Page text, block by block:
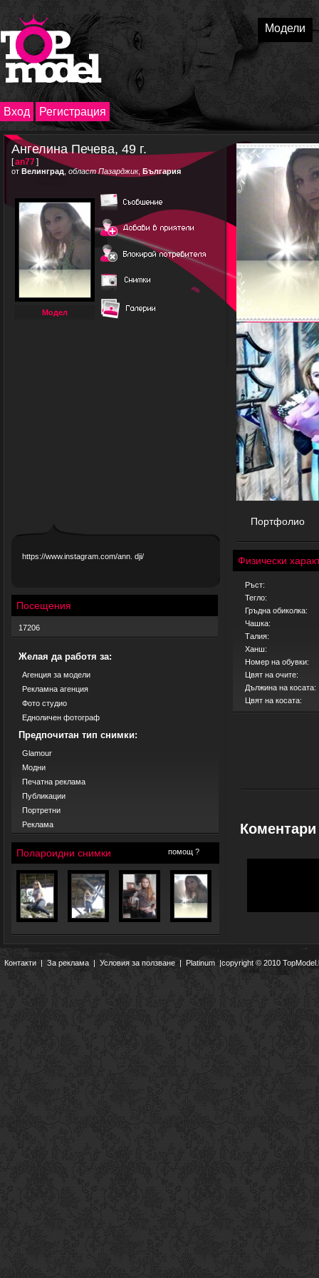
Модели
Вход Регистрация
Ангелина Печева, 49 г.
[an77]
от Велинград област Пазарджик, България
Модел
https://www.instagram.com/ann. dji/
Посещения
17206
Желая да работя за:
Агенция за модели
Рекламна агенция
Фото студио
Едноличен фотограф
Предпочитан тип снимки:
Glamour
Модни
Печатна реклама
Публикации
Портретни
Реклама
Полароидни снимки помощ ?
Портфолио
Физически
Ръст:
Тегло:
Гръдна обиколка:
Чашка:
Талия:
Ханш:
Номер на обувки:
Цвят на очите:
Дължина на косата:
Цвят на косата:
Коментари
Контакти|За реклама | Условия за ползване | Platinum |copyright © 2010